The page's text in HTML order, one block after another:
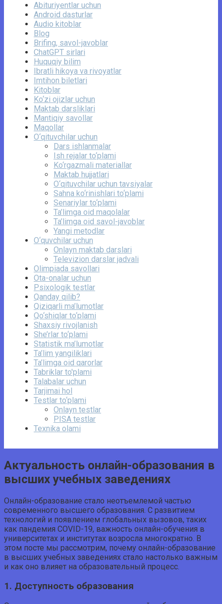
Abituriyentlar uchun
Android dasturlar
Audio kitoblar
Blog
Brifing, savol-javoblar
ChatGPT sirlari
Huquqiy bilim
Ibratli hikoya va rivoyatlar
Imtihon biletlari
Kitoblar
Ko‘zi ojizlar uchun
Maktab darsliklari
Mantiqiy savollar
Maqollar
O‘qituvchilar uchun
Dars ishlanmalar
Ish rejalar to‘plami
Ko‘rgazmali materiallar
Maktab hujjatlari
O‘qituvchilar uchun tavsiyalar
Sahna ko‘rinishlari to‘plami
Senariylar to‘plami
Ta’limga oid maqolalar
Ta’limga oid savol-javoblar
Yangi metodlar
O‘quvchilar uchun
Onlayn maktab darslari
Televizion darslar jadvali
Olimpiada savollari
Ota-onalar uchun
Psixologik testlar
Qanday qilib?
Qiziqarli ma’lumotlar
Qo‘shiqlar to‘plami
Shaxsiy rivojlanish
She’rlar to‘plami
Statistik ma’lumotlar
Ta’lim yangiliklari
Ta’limga oid qarorlar
Tabriklar to'plami
Talabalar uchun
Tarjimai hol
Testlar to‘plami
Onlayn testlar
PISA testlar
Texnika olami
Актуальность онлайн-образования в
высших учебных заведениях
Онлайн-образование стало неотъемлемой частью
современного высшего образования. С развитием
технологий и появлением глобальных вызовов, таких
как пандемия COVID-19, важность онлайн-обучения в
университетах и институтах возросла многократно. В
этом посте мы рассмотрим, почему онлайн-образование
в высших учебных заведениях стало настолько важным
и как оно влияет на образовательный процесс.
1. Доступность образования